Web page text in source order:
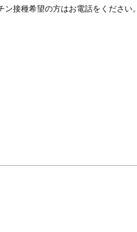
接種希望の方はお電話をください。